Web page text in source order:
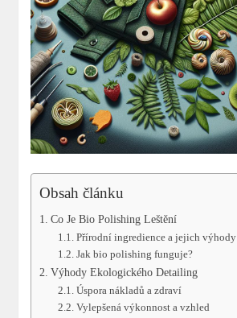
Obsah článku
Co Je Bio Polishing Leštění
Přírodní ingredience a jejich výhody
Jak bio polishing funguje?
Výhody Ekologického Detailing
Úspora nákladů a zdraví
Vylepšená výkonnost a vzhled